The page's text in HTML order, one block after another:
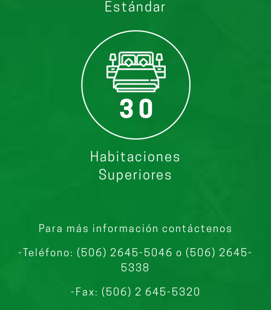
Estándar
Habitaciones
Superiores
Para más información contáctenos
-Teléfono: (506) 2645-5046 o (506) 2645-
5338
-Fax: (506) 2 645-5320